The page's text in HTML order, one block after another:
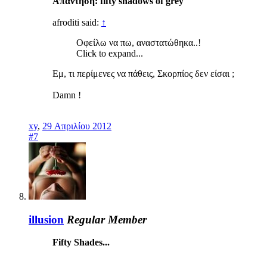
afroditi said: ↑
Οφείλω να πω, αναστατώθηκα..!
Click to expand...
Εμ, τι περίμενες να πάθεις, Σκορπίος δεν είσαι ;
Damn !
xy, 29 Απριλίου 2012
#7
illusion Regular Member
Fifty Shades...